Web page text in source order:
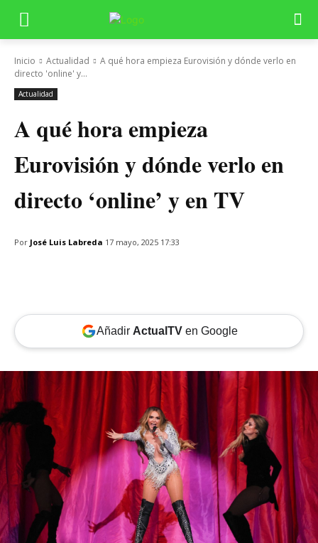
Inicio Actualidad
A qué hora empieza Eurovisión y dónde verlo en
directo 'online' y...
Actualidad
A qué hora empieza
Eurovisión y dónde verlo en
directo ‘online’ y en TV
Por José Luis Labreda 17 mayo, 2025 17:33
Añadir ActualTVen Google